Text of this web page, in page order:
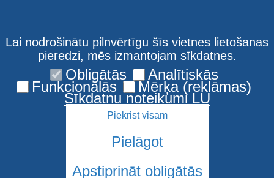
Kontakti
Lai nodrošinātu pilnvērtīgu šīs vietnes lietošanas
pieredzi, mēs izmantojam sīkdatnes.
Obligātās Analītiskās
Funkcionālās Mērķa (reklāmas)
Sīkdatņu noteikumi LU
Piekrist visam
Pielāgot
Apstiprināt obligātās